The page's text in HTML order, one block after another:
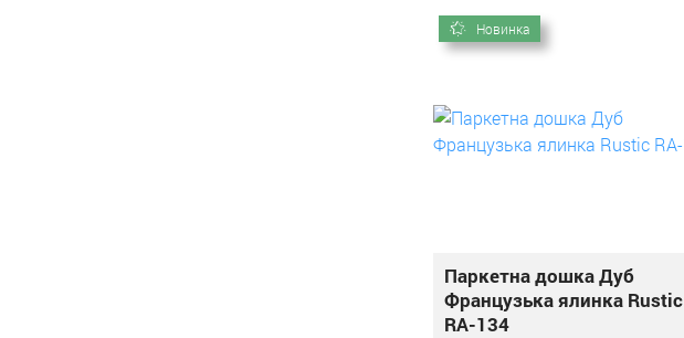
Новинка
Паркетна дошка Дуб
Французька ялинка Rustic
RA-134